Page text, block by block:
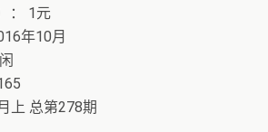
： 1元
年10月
上 总第278期